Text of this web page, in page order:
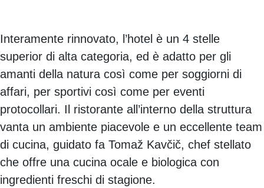
Interamente rinnovato, l’hotel è un 4 stelle
superior di alta categoria, ed è adatto per gli
amanti della natura così come per soggiorni di
affari, per sportivi così come per eventi
protocollari. Il ristorante all’interno della struttura
vanta un ambiente piacevole e un eccellente team
di cucina, guidato fa Tomaž Kavčič, chef stellato
che offre una cucina ocale e biologica con
ingredienti freschi di stagione.